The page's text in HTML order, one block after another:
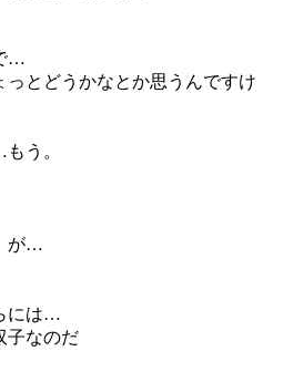
…
っとどうかなとか思うんですけ
う。
が…
には…
子なのだ